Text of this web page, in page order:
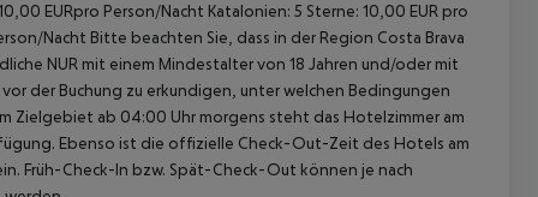
EURpro Person/Nacht Katalonien: 5 Sterne: 10,00 EUR pro
Nacht Bitte beachten Sie, dass in der Region Costa Brava
NUR mit einem Mindestalter von 18 Jahren und/oder mit
der Buchung zu erkundigen, unter welchen Bedingungen
Zielgebiet ab 04:00 Uhr morgens steht das Hotelzimmer am
Ebenso ist die offizielle Check-Out-Zeit des Hotels am
Früh-Check-In bzw. Spät-Check-Out können je nach